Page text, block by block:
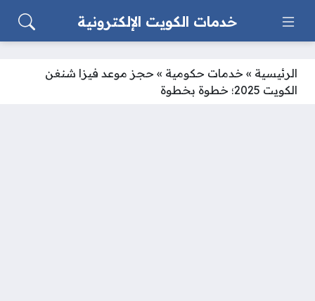
خدمات الكويت الإلكترونية
الرئيسية » خدمات حكومية » حجز موعد فيزا شنغن
الكويت 2025؛ خطوة بخطوة